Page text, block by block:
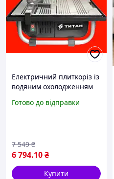
Електричний плиткоріз із
водяним охолодженням
потужністю 900 ватів і
Готово до відправки
6 794.10₴
7 549 ₴
Купити